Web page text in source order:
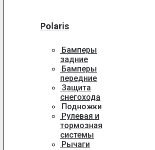
Polaris
Бамперы
задние
Бамперы
передние
Защита
снегохода
Подножки
Рулевая и
тормозная
системы
Рычаги